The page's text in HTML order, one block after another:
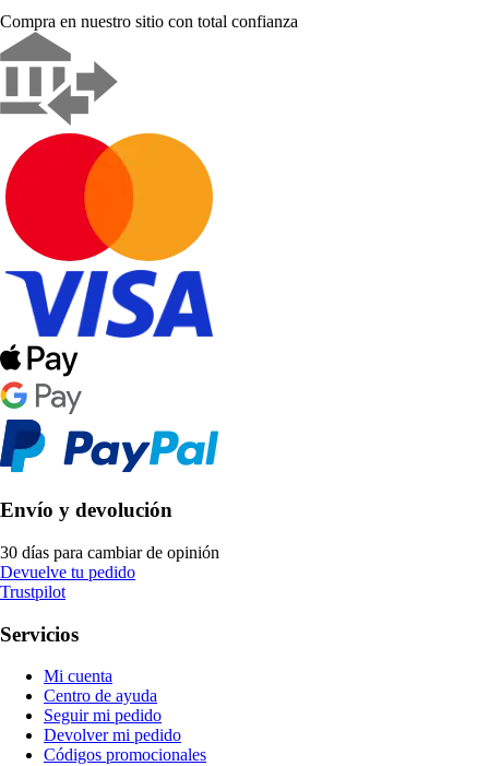
Compra en nuestro sitio con total confianza
Envío y devolución
30 días para cambiar de opinión
Devuelve tu pedido
Trustpilot
Servicios
Mi cuenta
Centro de ayuda
Seguir mi pedido
Devolver mi pedido
Códigos promocionales